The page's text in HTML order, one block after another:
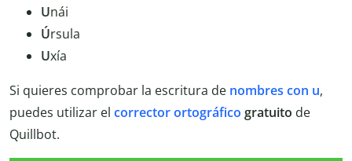
Unái
Úrsula
Uxía
Si quieres comprobar la escritura de nombres con u,
puedes utilizar el corrector ortográfico gratuito de
Quillbot.